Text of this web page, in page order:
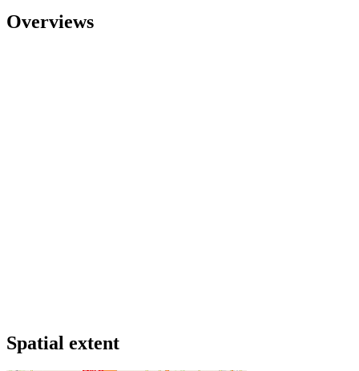
Overviews
Spatial extent